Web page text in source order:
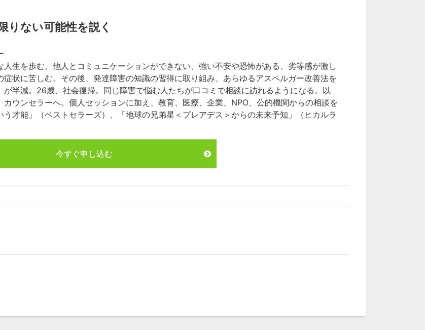
ない可能性を説く
生を歩む。他人とコミュニケーションができない、強い不安や恐怖がある、劣等感が激し
状に苦しむ。その後、発達障害の知識の習得に取り組み、あらゆるアスペルガー改善法を
半減。26歳、社会復帰。同じ障害で悩む人たちが口コミで相談に訪れるようになる。以
ウンセラーへ。個人セッションに加え、教育、医療、企業、NPO、公的機関からの相談を
才能」（ベストセラーズ）、「地球の兄弟星＜プレアデス＞からの未来予知」（ヒカルラ
今すぐ申し込む